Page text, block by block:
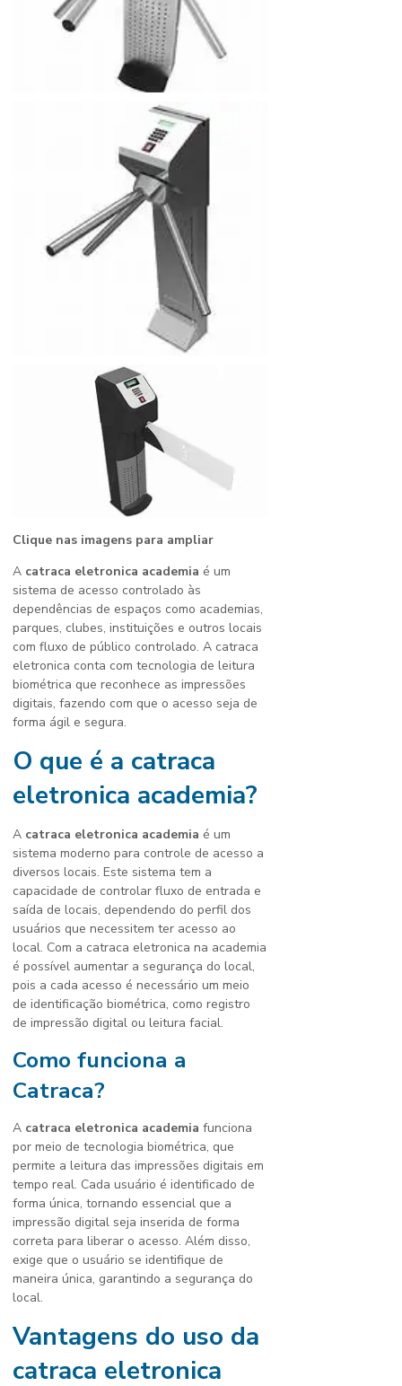
Clique nas imagens para ampliar
A catraca eletronica academia é um
sistema de acesso controlado às
dependências de espaços como academias,
parques, clubes, instituições e outros locais
com fluxo de público controlado. A catraca
eletronica conta com tecnologia de leitura
biométrica que reconhece as impressões
digitais, fazendo com que o acesso seja de
forma ágil e segura.
O que é a catraca
eletronica academia?
A catraca eletronica academia é um
sistema moderno para controle de acesso a
diversos locais. Este sistema tem a
capacidade de controlar fluxo de entrada e
saída de locais, dependendo do perfil dos
usuários que necessitem ter acesso ao
local. Com a catraca eletronica na academia
é possível aumentar a segurança do local,
pois a cada acesso é necessário um meio
de identificação biométrica, como registro
de impressão digital ou leitura facial.
Como funciona a
Catraca?
A catraca eletronica academia funciona
por meio de tecnologia biométrica, que
permite a leitura das impressões digitais em
tempo real. Cada usuário é identificado de
forma única, tornando essencial que a
impressão digital seja inserida de forma
correta para liberar o acesso. Além disso,
exige que o usuário se identifique de
maneira única, garantindo a segurança do
local.
Vantagens do uso da
catraca eletronica